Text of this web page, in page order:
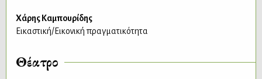
Χάρης Καμπουρίδης
Εικαστική/Εικονική πραγματικότητα
Θέατρο